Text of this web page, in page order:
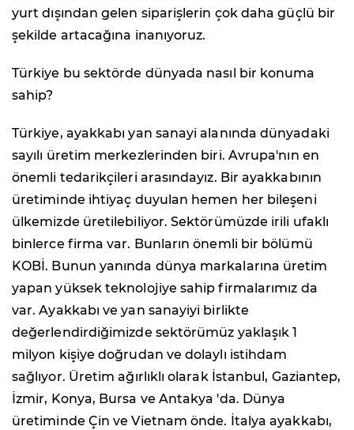
yurt dışından gelen siparişlerin çok daha güçlü bir
şekilde artacağına inanıyoruz.
Türkiye bu sektörde dünyada nasıl bir konuma
sahip?
Türkiye, ayakkabı yan sanayi alanında dünyadaki
sayılı üretim merkezlerinden biri. Avrupa'nın en
önemli tedarikçileri arasındayız. Bir ayakkabının
üretiminde ihtiyaç duyulan hemen her bileşeni
ülkemizde üretilebiliyor. Sektörümüzde irili ufaklı
binlerce firma var. Bunların önemli bir bölümü
KOBİ. Bunun yanında dünya markalarına üretim
yapan yüksek teknolojiye sahip firmalarımız da
var. Ayakkabı ve yan sanayiyi birlikte
değerlendirdiğimizde sektörümüz yaklaşık 1
milyon kişiye doğrudan ve dolaylı istihdam
sağlıyor. Üretim ağırlıklı olarak İstanbul, Gaziantep,
İzmir, Konya, Bursa ve Antakya 'da. Dünya
üretiminde Çin ve Vietnam önde. ⁠İtalya ayakkabı,